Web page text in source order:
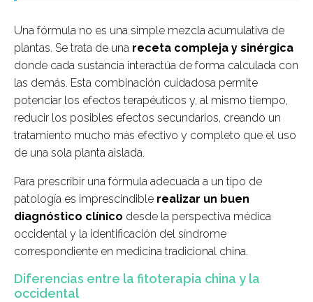
Una fórmula no es una simple mezcla acumulativa de
plantas. Se trata de una receta compleja y sinérgica
donde cada sustancia interactúa de forma calculada con
las demás. Esta combinación cuidadosa permite
potenciar los efectos terapéuticos y, al mismo tiempo,
reducir los posibles efectos secundarios, creando un
tratamiento mucho más efectivo y completo que el uso
de una sola planta aislada.
Para prescribir una fórmula adecuada a un tipo de
patología es imprescindible realizar un buen
diagnóstico clínico desde la perspectiva médica
occidental y la identificación del síndrome
correspondiente en medicina tradicional china.
Diferencias entre la fitoterapia china y la
occidental